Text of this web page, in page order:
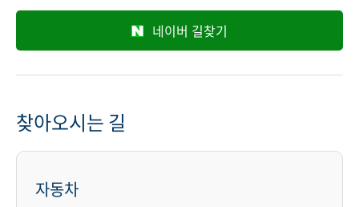
네이버 길찾기
찾아오시는 길
자동차